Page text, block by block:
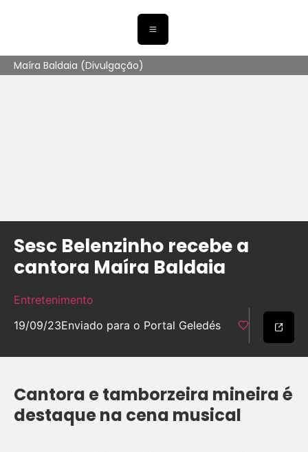
Maíra Baldaia (Divulgação)
Sesc Belenzinho recebe a
cantora Maíra Baldaia
Entretenimento
19/09/23Enviado para o Portal Geledés
Cantora e tamborzeira mineira é
destaque na cena musical